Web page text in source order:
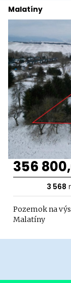
Malatíny
356
3 568
Pozemok na
Malatíny